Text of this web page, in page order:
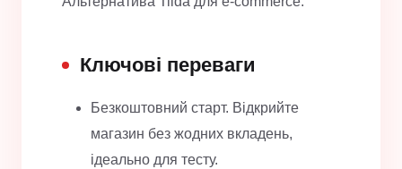
Ключові переваги
Безкоштовний старт. Відкрийте
магазин без жодних вкладень,
ідеально для тесту.